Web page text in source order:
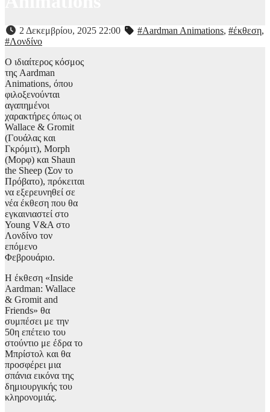
2 Δεκεμβρίου, 2025 22:00 #Aardman Animations, #έκθεση,
#Λονδίνο
Ο ιδιαίτερος κόσμος
της Aardman
Animations, όπου
φιλοξενούνται
αγαπημένοι
χαρακτήρες όπως οι
Wallace & Gromit
(Γουάλας και
Γκρόμιτ), Morph
(Μορφ) και Shaun
the Sheep (Σον το
Πρόβατο), πρόκειται
να εξερευνηθεί σε
νέα έκθεση που θα
εγκαινιαστεί στο
Young V&A στο
Λονδίνο τον
επόμενο
Φεβρουάριο.
Η έκθεση «Inside
Aardman: Wallace
& Gromit and
Friends» θα
συμπέσει με την
50η επέτειο του
στούντιο με έδρα το
Μπρίστολ και θα
προσφέρει μια
σπάνια εικόνα της
δημιουργικής του
κληρονομιάς.